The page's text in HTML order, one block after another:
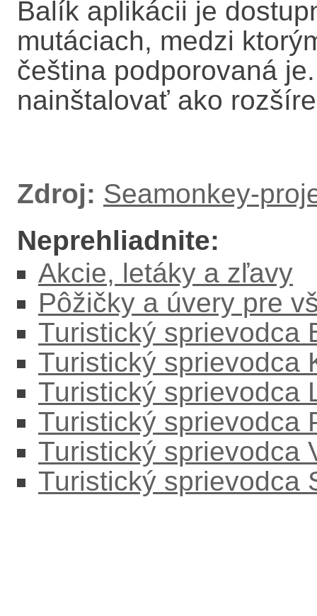
Balík aplikácii je
mutáciach, medzi
čeština podporovaná
nainštalovať ako
Zdroj: Seamonkey-
Neprehliadnite:
Akcie, letáky a zľavy
Pôžičky a úvery pre
Turistický sprievodca
Turistický sprievodca
Turistický sprievodca
Turistický sprievodca
Turistický sprievodca
Turistický sprievodca